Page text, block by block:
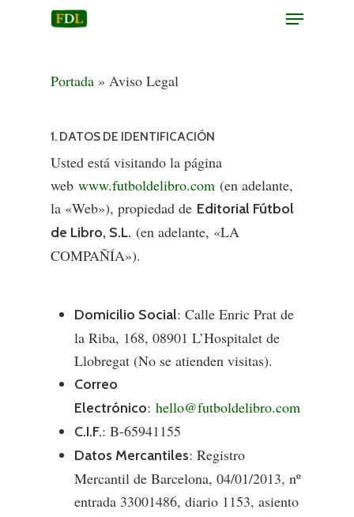
Portada » Aviso Legal
1. DATOS DE IDENTIFICACIÓN
Usted está visitando la página
web www.futboldelibro.com (en adelante,
la «Web»), propiedad de Editorial Fútbol
de Libro, S.L. (en adelante, «LA
COMPAÑÍA»).
Domicilio Social: Calle Enric Prat de
la Riba, 168, 08901 L’Hospitalet de
Llobregat (No se atienden visitas).
Correo
Electrónico: hello@futboldelibro.com
C.I.F.: B-65941155
Datos Mercantiles: Registro
Mercantil de Barcelona, 04/01/2013, nº
entrada 33001486, diario 1153, asiento